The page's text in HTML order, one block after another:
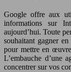
Google offre aux
informations sur
aujourd’hui. Toute
souhaitant gagner
pour mettre en
L’embauche d’une
concentrer sur vos